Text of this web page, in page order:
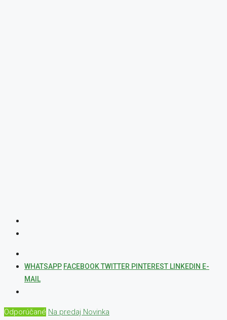
WHATSAPP FACEBOOKTWITTER PINTEREST LINKEDIN E-
MAIL
Odporúčané Na predaj Novinka